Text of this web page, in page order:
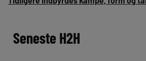
Seneste H2H